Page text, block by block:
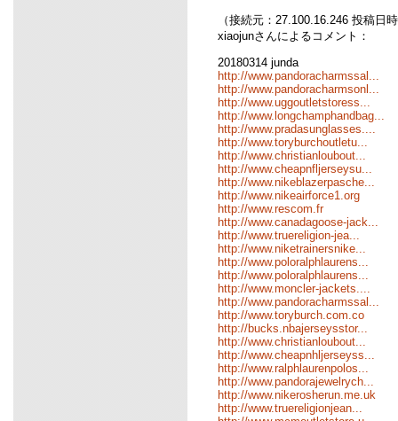
（接続元：27.100.16.246 投稿日
xiaojunさんによるコメント：
20180314 junda
http://www.pandoracharmssal...
http://www.pandoracharmsonl...
http://www.uggoutletstoress...
http://www.longchamphandbag...
http://www.pradasunglasses....
http://www.toryburchoutletu...
http://www.christianloubout...
http://www.cheapnfljerseysu...
http://www.nikeblazerpasche...
http://www.nikeairforce1.org
http://www.rescom.fr
http://www.canadagoose-jack...
http://www.truereligion-jea...
http://www.niketrainersnike...
http://www.poloralphlaurens...
http://www.poloralphlaurens...
http://www.moncler-jackets....
http://www.pandoracharmssal...
http://www.toryburch.com.co
http://bucks.nbajerseysstor...
http://www.christianloubout...
http://www.cheapnhljerseyss...
http://www.ralphlaurenpolos...
http://www.pandorajewelrych...
http://www.nikerosherun.me.uk
http://www.truereligionjean...